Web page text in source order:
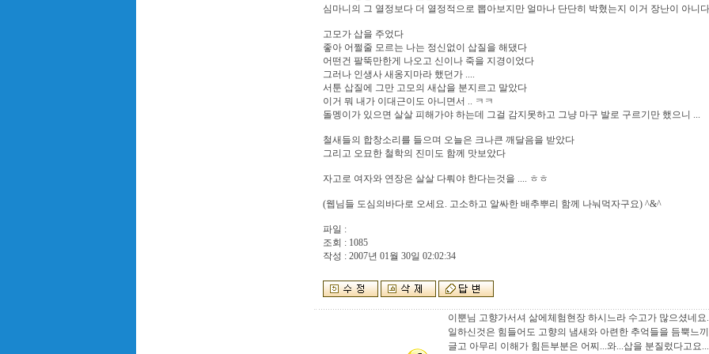
심마니의 그 열정보다 더 열정적으로 뽑아보지만 얼마나 단단히 박혔는지 이거 장난이 아니다
고모가 삽을 주었다
좋아 어쩔줄 모르는 나는 정신없이 삽질을 해댔다
어떤건 팔뚝만한게 나오고 신이나 죽을 지경이었다
그러나 인생사 새옹지마라 했던가 ....
서툰 삽질에 그만 고모의 새삽을 분지르고 말았다
이거 뭐 내가 이대근이도 아니면서 .. ㅋㅋ
돌멩이가 있으면 살살 피해가야 하는데 그걸 감지못하고 그냥 마구 발로 구르기만 했으니 ...
철새들의 합창소리를 들으며 오늘은 크나큰 깨달음을 받았다
그리고 오묘한 철학의 진미도 함께 맛보았다
자고로 여자와 연장은 살살 다뤄야 한다는것을 .... ㅎㅎ
(웹님들 도심의바다로 오세요. 고소하고 알싸한 배추뿌리 함께 나눠먹자구요) ^&^
파일 :
조회 : 1085
작성 : 2007년 01월 30일 02:02:34
이뿐님 고향가서셔 삶에체험현장 하시느라 수고가 많으셨네요
일하신것은 힘들어도 고향의 냄새와 아련한 추억들을 듬뿍느
글고 아무리 이해가 힘든부분은 어찌...와...삽을 분질렀다고요...